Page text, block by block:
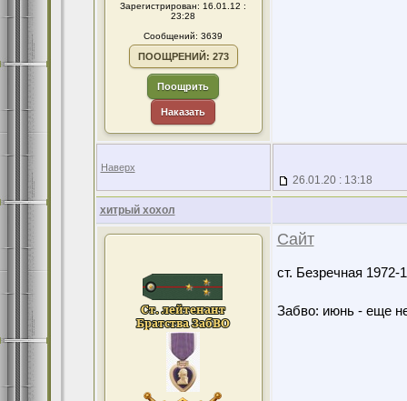
Зарегистрирован: 16.01.12 :
23:28
Сообщений: 3639
ПООЩРЕНИЙ: 273
Поощрить
Наказать
Наверх
26.01.20 : 13:18
хитрый хохол
Сайт
ст. Безречная
Забво: июнь - еще